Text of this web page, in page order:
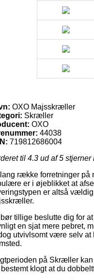
OXO Majsskræller
Skræller
OXO
44038
719812686004
til 4.3 ud af 5 stjerner
række forretninger på
er i øjeblikket at
er altså
tillige beslutte dig for
en sjat mere pebret,
utvivlsomt være selv at
på Skræller
klogt at du